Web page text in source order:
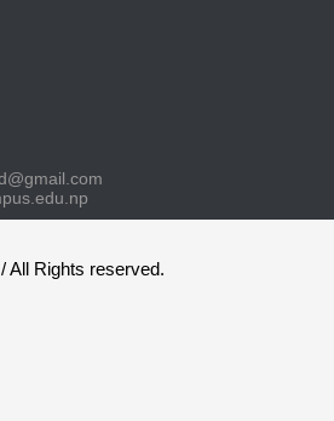
All Rights reserved.